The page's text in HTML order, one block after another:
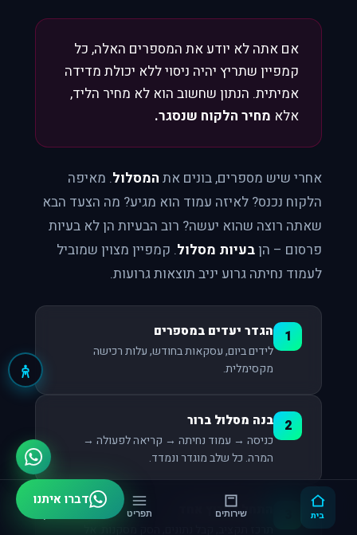
בית שירותים תפריט צור קשר
דברו איתנו
אם אתה לא יודע את המספרים האלה, כל
קמפיין שתריץ יהיה ניסוי ללא יכולת מדידה
אמיתית. הנתון שחשוב הוא לא מחיר הליד,
אלא מחיר הלקוח שנסגר.
אחרי שיש מספרים, בונים את המסלול. מאיפה
הלקוח נכנס? לאיזה עמוד הוא מגיע? מה הצעד הבא
שאתה רוצה שהוא יעשה? רוב הבעיות הן לא בעיות
פרסום – הןבעיות מסלול. קמפיין מצוין שמוביל
לעמוד נחיתה גרוע יניב תוצאות גרועות.
1 הגדר יעדים במספרים
לידים ביום, עסקאות בחודש, עלות רכישה
מקסימלית.
2 בנה מסלול ברור
כניסה → עמוד נחיתה → קריאה לפעולה →
המרה. כל שלב מוגדר ונמדד.
התחל בערוץ אחד